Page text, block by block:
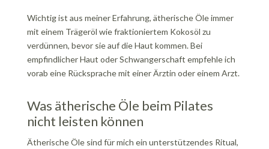
Wichtig ist aus meiner Erfahrung, ätherische Öle immer
mit einem Trägeröl wie fraktioniertem Kokosöl zu
verdünnen, bevor sie auf die Haut kommen. Bei
empfindlicher Haut oder Schwangerschaft empfehle ich
vorab eine Rücksprache mit einer Ärztin oder einem Arzt.
Was ätherische Öle beim Pilates
nicht leisten können
Ätherische Öle sind für mich ein unterstützendes Ritual,